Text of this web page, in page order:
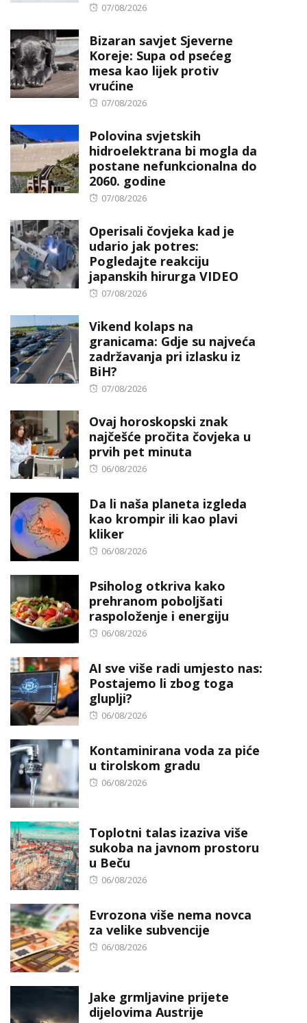
Posted
07/08/2026
Bizaran savjet Sjeverne
Koreje: Supa od psećeg
mesa kao lijek protiv
vrućine
Posted
07/08/2026
Polovina svjetskih
hidroelektrana bi mogla da
postane nefunkcionalna do
2060. godine
Posted
07/08/2026
Operisali čovjeka kad je
udario jak potres:
Pogledajte reakciju
japanskih hirurga VIDEO
Posted
07/08/2026
Vikend kolaps na
granicama: Gdje su najveća
zadržavanja pri izlasku iz
BiH?
Posted
07/08/2026
Ovaj horoskopski znak
najčešće pročita čovjeka u
prvih pet minuta
Posted
06/08/2026
Da li naša planeta izgleda
kao krompir ili kao plavi
kliker
Posted
06/08/2026
Psiholog otkriva kako
prehranom poboljšati
raspoloženje i energiju
Posted
06/08/2026
AI sve više radi umjesto nas:
Postajemo li zbog toga
gluplji?
Posted
06/08/2026
Kontaminirana voda za piće
u tirolskom gradu
Posted
06/08/2026
Toplotni talas izaziva više
sukoba na javnom prostoru
u Beču
Posted
06/08/2026
Evrozona više nema novca
za velike subvencije
Posted
06/08/2026
Jake grmljavine prijete
dijelovima Austrije